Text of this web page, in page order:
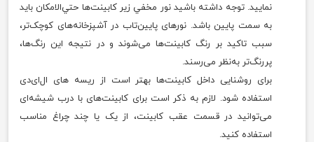
نماييد. توجه داشته باشيد نور مخفي زير كابينت‌ها حتي‌الامكان باید
به سمت پايين باشد. نورهای پايين‌تاب در آشپزخانه‌های کوچک‌تر،
سبب تاکید بر رنگ کابینت‌ها می‌شوند و در نتیجه این رنگ‌ها،
پررنگ‌تر به‌نظر می‌رسند.
برای روشنایی داخل کابینت‌ها بهتر است از ریسه های ال‌ای‌دی
استفاده شود. لازم به ذکر است برای کابینت‌های با درب شیشه‌ای
می‌توانید در قسمت عقب کابینت، از یک یا چند چراغ مناسب
استفاده کنید.